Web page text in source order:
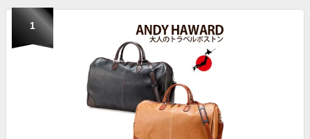
1